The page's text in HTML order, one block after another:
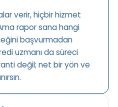
verir, hiçbir hizmet
rapor sana hangi
başvurmadan
uzmanı da süreci
değil; net bir yön ve